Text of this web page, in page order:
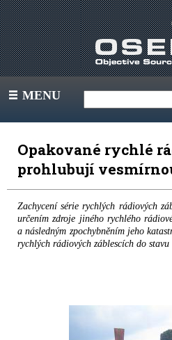
III MENU
Opakované rychlé
prohlubují
Zachycení série rychlých rádiových
určením zdroje jiného rychlého
a následným zpochybněním jeho
rychlých rádiových záblescích do